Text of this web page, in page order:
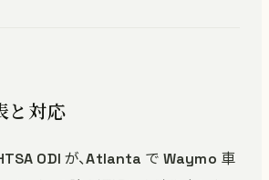
と対応
ODI が、Atlanta で Waymo 車